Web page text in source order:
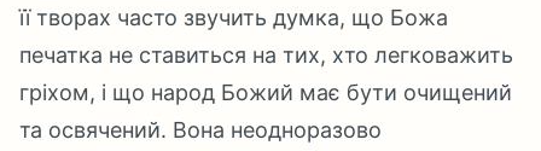
її творах часто звучить думка, що Божа
печатка не ставиться на тих, хто легковажить
гріхом, і що народ Божий має бути очищений
та освячений. Вона неодноразово